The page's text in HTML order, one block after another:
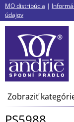
MO distribúcia |
údajov
Zobraziť